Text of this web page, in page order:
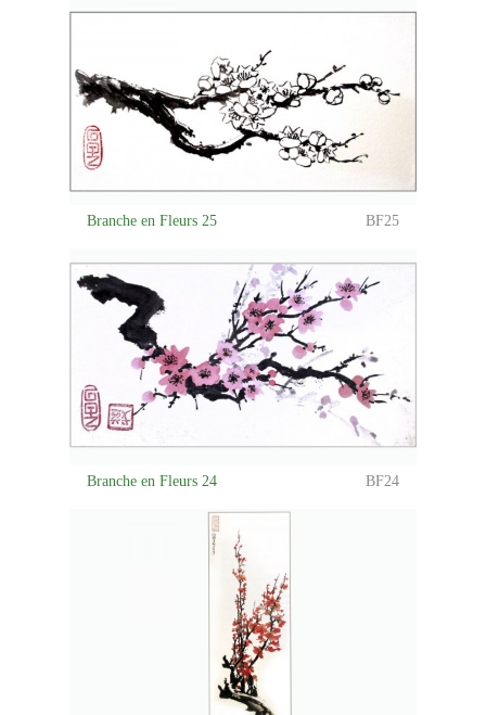
Branche en Fleurs 25 BF25
Branche en Fleurs 24 BF24